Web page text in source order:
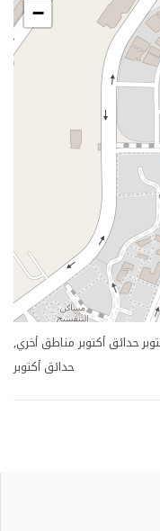
−
حدائق أكتوبر مناطق أخري,
حدائق أكتوبر